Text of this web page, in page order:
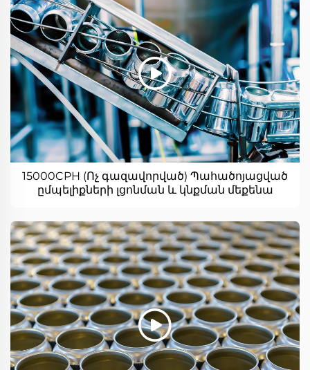
15000CPH (Ոչ գազավորված) Պահածոյացված
ըմպելիքների լցոնման և կնքման մեքենա